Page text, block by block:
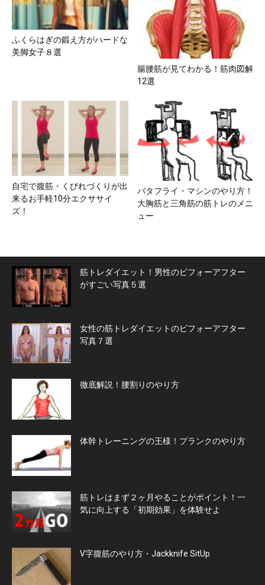
ふくらはぎの鍛え方がハードな
美脚女子８選
腸腰筋が見てわかる！筋肉図解
12選
自宅で腹筋・くびれづくりが出
来るお手軽10分エクササイ
ズ！
バタフライ・マシンのやり方！
大胸筋と三角筋の筋トレのメニ
ュー
筋トレダイエット！男性のビフォーアフター
がすごい写真５選
女性の筋トレダイエットのビフォーアフター
写真７選
徹底解説！腰割りのやり方
体幹トレーニングの王様！プランクのやり方
筋トレはまず２ヶ月やることがポイント！一
気に向上する「初期効果」を体験せよ
V字腹筋のやり方・Jackknife SitUp